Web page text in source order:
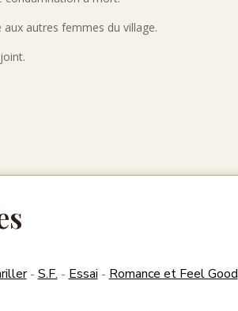
autres femmes du village.
- S.F. - Essai - Romance et Feel Good